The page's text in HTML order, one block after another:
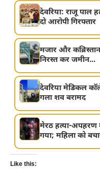
देवरिया: राजू पाल
दो आरोपी गिरफ्तार
मजार और
निरस्त कर जमीन...
देवरिया मेडिकल
गला शव बरामद
मेरठ हत्या-अपहरण
गया; महिला को
Like this: